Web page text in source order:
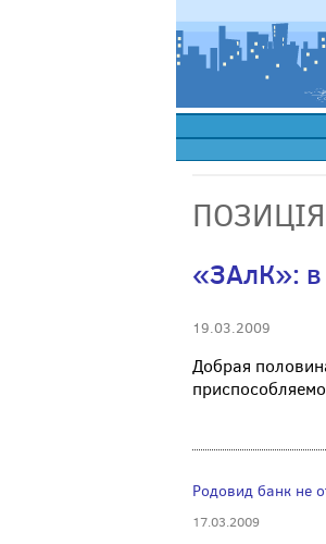
ПОЗИЦІЯ
«ЗАлК»: в
19.03.2009
Добрая
Родовид банк не
17.03.2009